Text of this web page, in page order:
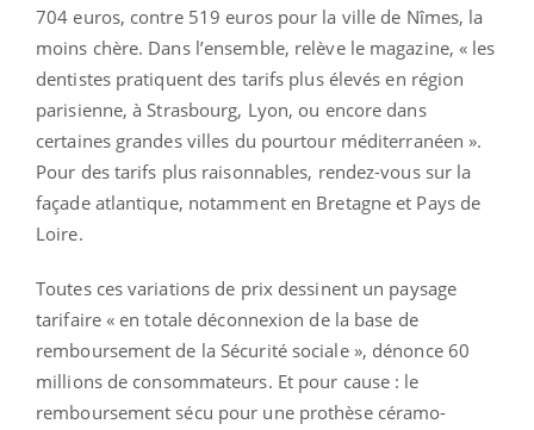
704 euros, contre 519 euros pour la ville de Nîmes, la
moins chère. Dans l’ensemble, relève le magazine, « les
dentistes pratiquent des tarifs plus élevés en région
parisienne, à Strasbourg, Lyon, ou encore dans
certaines grandes villes du pourtour méditerranéen ».
Pour des tarifs plus raisonnables, rendez-vous sur la
façade atlantique, notamment en Bretagne et Pays de
Loire.
Toutes ces variations de prix dessinent un paysage
tarifaire « en totale déconnexion de la base de
remboursement de la Sécurité sociale », dénonce 60
millions de consommateurs. Et pour cause : le
remboursement sécu pour une prothèse céramo-